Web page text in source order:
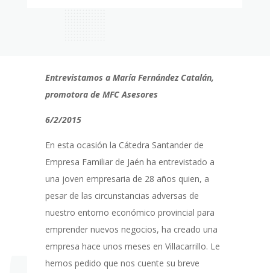
Entrevistamos a María Fernández Catalán,
promotora de MFC Asesores
6/2/2015
En esta ocasión la Cátedra Santander de
Empresa Familiar de Jaén ha entrevistado a
una joven empresaria de 28 años quien, a
pesar de las circunstancias adversas de
nuestro entorno económico provincial para
emprender nuevos negocios, ha creado una
empresa hace unos meses en Villacarrillo. Le
hemos pedido que nos cuente su breve